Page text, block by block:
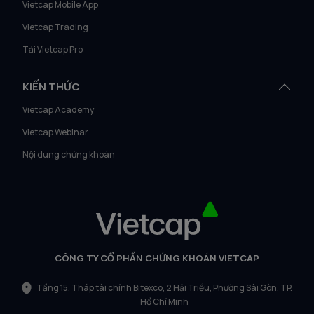
Vietcap Mobile App
Vietcap Trading
Tải Vietcap Pro
KIẾN THỨC
Vietcap Academy
Vietcap Webinar
Nội dung chứng khoán
CÔNG TY CỔ PHẦN CHỨNG KHOÁN VIETCAP
Tầng 15, Tháp tài chính Bitexco, 2 Hải Triều, Phường Sài Gòn, TP.
Hồ Chí Minh